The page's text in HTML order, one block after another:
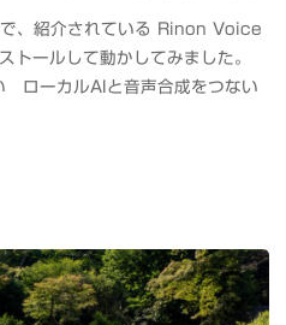
、紹介されている Rinon Voice
ールして動かしてみました。
ローカルAIと音声合成をつない